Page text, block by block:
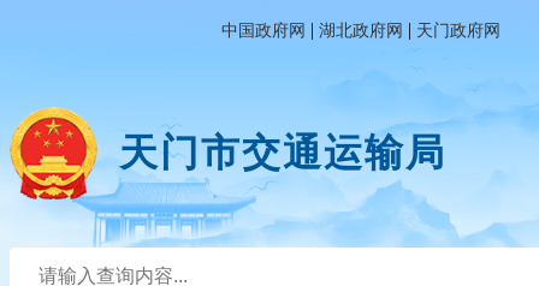
中国政府网 | 湖北政府网 | 天门政府网
天门市交通运输局